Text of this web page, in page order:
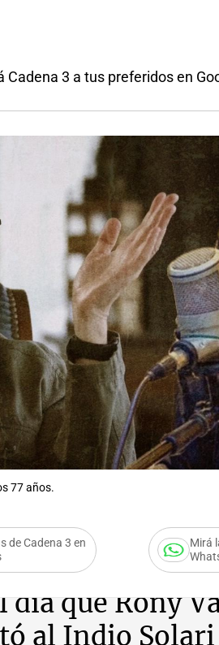
Cadena 3 a tus preferidos en
77 años.
de Cadena 3 en
Mirá
día que Rony
al Indio Solari